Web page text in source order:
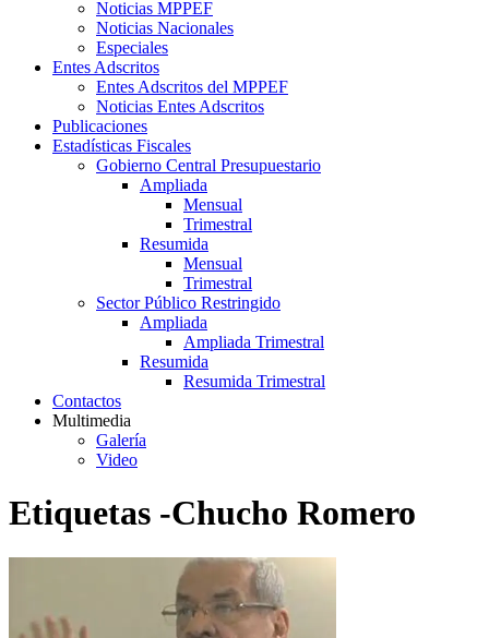
Noticias MPPEF
Noticias Nacionales
Especiales
Entes Adscritos
Entes Adscritos del MPPEF
Noticias Entes Adscritos
Publicaciones
Estadísticas Fiscales
Gobierno Central Presupuestario
Ampliada
Mensual
Trimestral
Resumida
Mensual
Trimestral
Sector Público Restringido
Ampliada
Ampliada Trimestral
Resumida
Resumida Trimestral
Contactos
Multimedia
Galería
Video
Etiquetas -Chucho Romero